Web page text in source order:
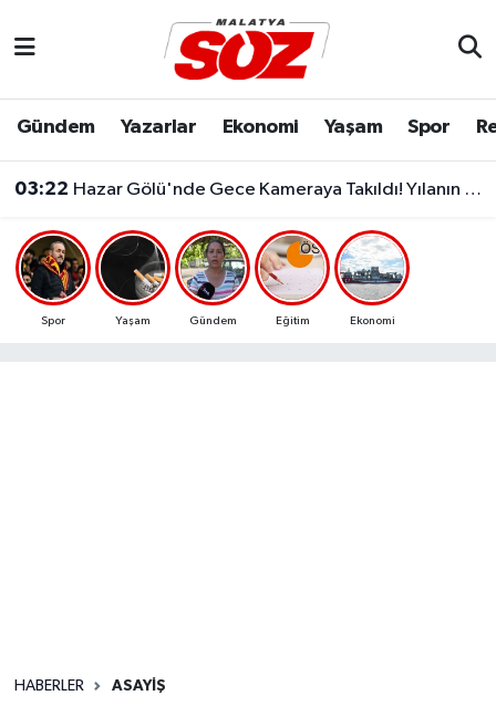
Gündem Yazarlar Ekonomi Yaşam Spor
03:22 Hazar Gölü'nde Gece Kameraya Takıldı! Yılanın Balık Avı Şaşırttı
Spor Yaşam Gündem Eğitim Ekonomi
HABERLER ASAYIŞ
Dünya
Eğitim
Ekonomi
Malatya Nöbetçi Eczaneler
Malatya Namaz Vakitleri
Malatya Trafik Yoğunluk Haritası
Süper Lig Puan Durumu ve Fikstür